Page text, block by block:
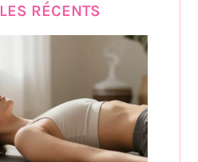
RÉCENTS